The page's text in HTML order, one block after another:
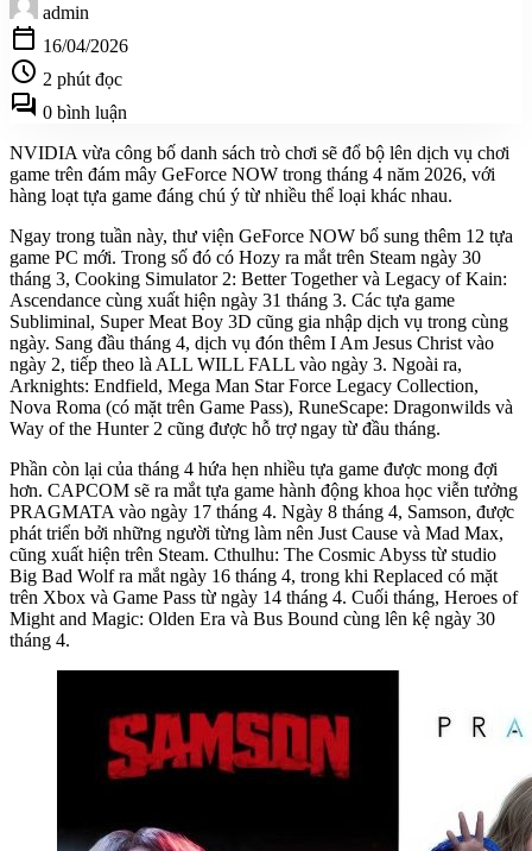
admin
calendar_today 16/04/2026
schedule 2 phút đọc
forum 0 bình luận
NVIDIA vừa công bố danh sách trò chơi sẽ đổ bộ lên dịch vụ chơi
game trên đám mây GeForce NOW trong tháng 4 năm 2026, với
hàng loạt tựa game đáng chú ý từ nhiều thể loại khác nhau.
Ngay trong tuần này, thư viện GeForce NOW bổ sung thêm 12 tựa
game PC mới. Trong số đó có Hozy ra mắt trên Steam ngày 30
tháng 3, Cooking Simulator 2: Better Together và Legacy of Kain:
Ascendance cùng xuất hiện ngày 31 tháng 3. Các tựa game
Subliminal, Super Meat Boy 3D cũng gia nhập dịch vụ trong cùng
ngày. Sang đầu tháng 4, dịch vụ đón thêm I Am Jesus Christ vào
ngày 2, tiếp theo là ALL WILL FALL vào ngày 3. Ngoài ra,
Arknights: Endfield, Mega Man Star Force Legacy Collection,
Nova Roma (có mặt trên Game Pass), RuneScape: Dragonwilds và
Way of the Hunter 2 cũng được hỗ trợ ngay từ đầu tháng.
Phần còn lại của tháng 4 hứa hẹn nhiều tựa game được mong đợi
hơn. CAPCOM sẽ ra mắt tựa game hành động khoa học viễn tưởng
PRAGMATA vào ngày 17 tháng 4. Ngày 8 tháng 4, Samson, được
phát triển bởi những người từng làm nên Just Cause và Mad Max,
cũng xuất hiện trên Steam. Cthulhu: The Cosmic Abyss từ studio
Big Bad Wolf ra mắt ngày 16 tháng 4, trong khi Replaced có mặt
trên Xbox và Game Pass từ ngày 14 tháng 4. Cuối tháng, Heroes of
Might and Magic: Olden Era và Bus Bound cùng lên kệ ngày 30
tháng 4.